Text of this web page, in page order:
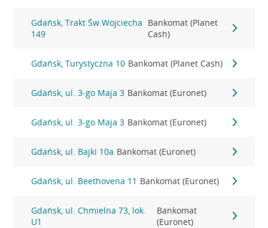
Gdańsk, Trakt Św.Wojciecha
149
Bankomat (Planet
Cash)
Gdańsk, Turystyczna 10 Bankomat (Planet Cash)
Gdańsk, ul. 3-go Maja 3 Bankomat (Euronet)
Gdańsk, ul. 3-go Maja 3 Bankomat (Euronet)
Gdańsk, ul. Bajki 10a Bankomat (Euronet)
Gdańsk, ul. Beethovena 11 Bankomat (Euronet)
Gdańsk, ul. Chmielna 73, lok.
U1
Bankomat
(Euronet)